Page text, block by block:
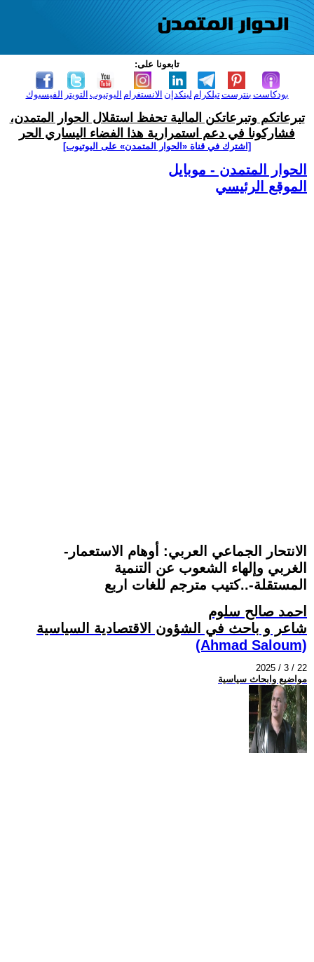
تابعونا على:
الفيسبوك التويتر اليوتيوب الانستغرام لينكدإن تيلكرامبنترست بودكاست
تبرعاتكم وتبرعاتكن المالية تحفظ استقلال الحوار المتمدن،
فشاركونا في دعم استمرارية هذا الفضاء اليساري الحر
[اشترك في قناة ‫«الحوار المتمدن» على اليوتيوب]
الحوار المتمدن - موبايل
الموقع الرئيسي
-الانتحار الجماعي العربي: أوهام الاستعمار
الغربي وإلهاء الشعوب عن التنمية
المستقلة-..كتيب مترجم للغات اربع
احمد صالح سلوم
شاعر و باحث في الشؤون الاقتصادية السياسية
(Ahmad Saloum)
2025 / 3 / 22
مواضيع وابحاث سياسية